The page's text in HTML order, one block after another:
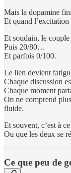
Mais la dopamine
Et quand
Et soudain, le
Puis 20/80…
Et parfois 0/100.
Le lien devient
Chaque discussion
Chaque moment
On ne comprend
fluide.
Et souvent, c’est à
Ou que les deux se
Ce que peu de